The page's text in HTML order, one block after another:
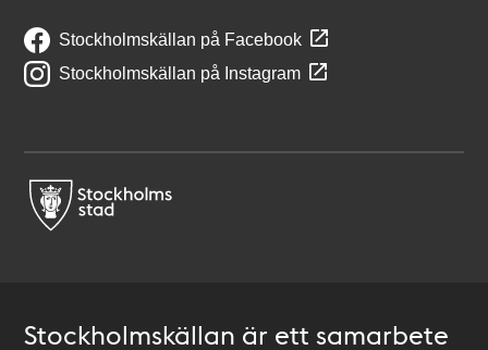
Stockholmskällan på Facebook
Stockholmskällan på Instagram
Stockholmskällan är ett samarbete